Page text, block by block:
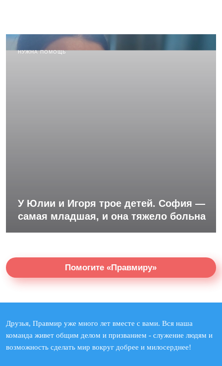
НУЖНА ПОМОЩЬ
У Юлии и Игоря трое детей. София —
самая младшая, и она тяжело больна
Помогите «Правмиру»
Друзья, Правмир уже много лет вместе с вами. Вся наша
команда живет общим делом и призванием - служение людям и
возможность сделать мир вокруг добрее и милосерднее!